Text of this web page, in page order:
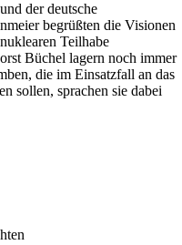
der deutsche
begrüßten die Visionen
Teilhabe
Büchel lagern noch immer
die im Einsatzfall an das
sollen, sprachen sie dabei